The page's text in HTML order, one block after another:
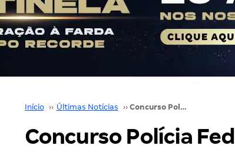
Início ›› Últimas Notícias ›› Concurso Polícia Federal: detalhes sobre o órgão e trabalho!
Concurso Polícia